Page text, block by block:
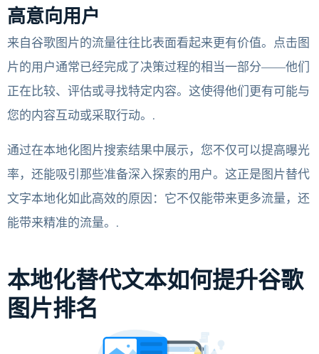
高意向用户
来自谷歌图片的流量往往比表面看起来更有价值。点击图
片的用户通常已经完成了决策过程的相当一部分——他们
正在比较、评估或寻找特定内容。这使得他们更有可能与
您的内容互动或采取行动。.
通过在本地化图片搜索结果中展示，您不仅可以提高曝光
率，还能吸引那些准备深入探索的用户。这正是图片替代
文字本地化如此高效的原因：它不仅能带来更多流量，还
能带来精准的流量。.
本地化替代文本如何提升谷歌
图片排名